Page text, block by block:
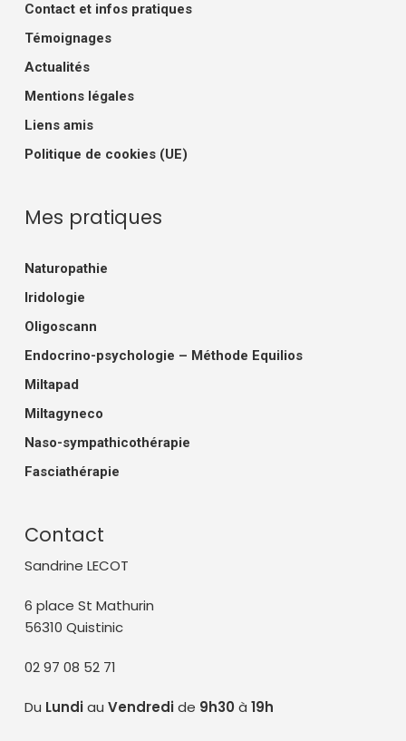
Contact et infos pratiques
Témoignages
Actualités
Mentions légales
Liens amis
Politique de cookies (UE)
Mes pratiques
Naturopathie
Iridologie
Oligoscann
Endocrino-psychologie – Méthode Equilios
Miltapad
Miltagyneco
Naso-sympathicothérapie
Fasciathérapie
Contact
Sandrine LECOT
6 place St Mathurin
56310 Quistinic
02 97 08 52 71
Du Lundiau Vendredide 9h30 à 19h